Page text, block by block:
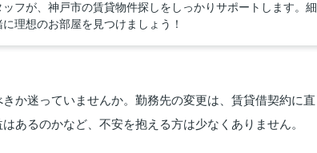
フが、神戸市の賃貸物件探しをしっかりサポートします。細
理想のお部屋を見つけましょう！
か迷っていませんか。勤務先の変更は、賃貸借契約に直
あるのかなど、不安を抱える方は少なくありません。